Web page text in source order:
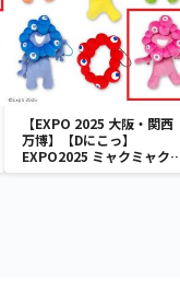
【EXPO 2025 大阪・関西
万博】【Dにこっ】
EXPO2025 ミャクミャク
カラフルゴム紐付きぬいぐ